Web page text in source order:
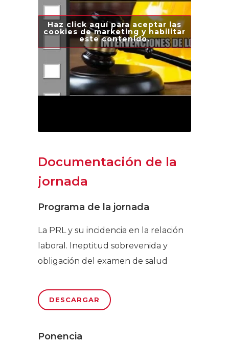
Haz click aquí para aceptar las
cookies de marketing y habilitar
este contenido.
Documentación de la
jornada
Programa de la jornada
La PRL y su incidencia en la relación
laboral. Ineptitud sobrevenida y
obligación del examen de salud
DESCARGAR
Ponencia